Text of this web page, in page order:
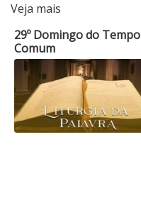
Veja mais
29º Domingo do Tempo
Comum